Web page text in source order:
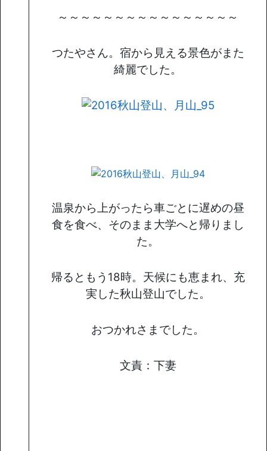
～～～～～～～～～～～～～～～～
つたやさん。宿から見える景色がまた
綺麗でした。
温泉から上がったら車ごとに遅めの昼
食を食べ、そのまま大学へと帰りまし
た。
帰るともう18時。天候にも恵まれ、充
実した秋山登山でした。
おつかれさまでした。
文責：下妻